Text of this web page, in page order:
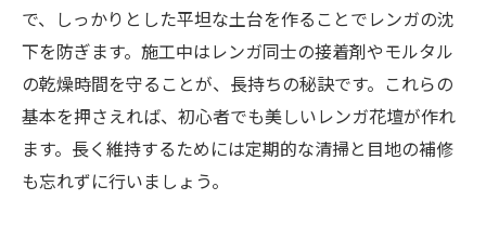
で、しっかりとした平坦な土台を作ることでレンガの沈
下を防ぎます。施工中はレンガ同士の接着剤やモルタル
の乾燥時間を守ることが、長持ちの秘訣です。これらの
基本を押さえれば、初心者でも美しいレンガ花壇が作れ
ます。長く維持するためには定期的な清掃と目地の補修
も忘れずに行いましょう。